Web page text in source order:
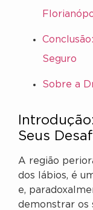
Seguro
Sobre a
Seus
A região
dos lábios, é
e,
demonstrar os